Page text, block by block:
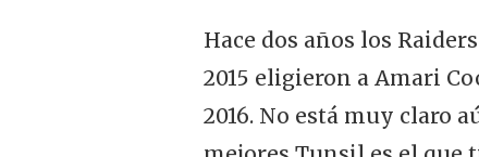
Hace dos años los
2015 eligieron a Amari
2016. No está muy claro